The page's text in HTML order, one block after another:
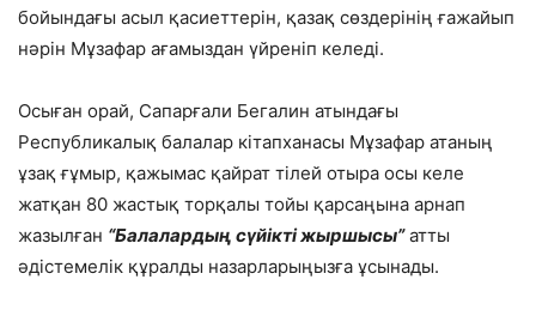
бойындағы асыл қасиеттерін, қазақ сөздерінің ғажайып
нәрін Мұзафар ағамыздан үйреніп келеді.
Осыған орай, Сапарғали Бегалин атындағы
Республикалық балалар кітапханасы Мұзафар атаның
ұзақ ғұмыр, қажымас қайрат тілей отыра осы келе
жатқан 80 жастық торқалы тойы қарсаңына арнап
жазылған “Балалардың сүйікті жыршысы”атты
әдістемелік құралды назарларыңызға ұсынады.